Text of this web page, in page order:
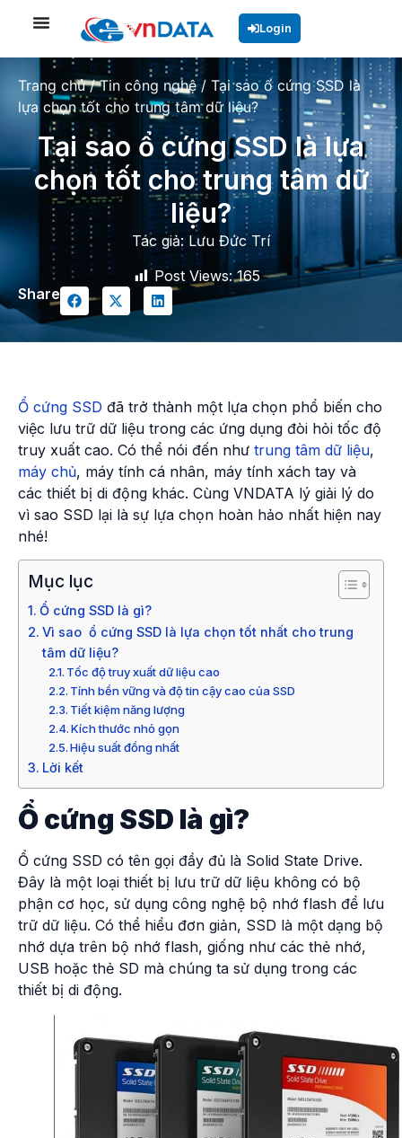
Login
Trang chủ/Tin công nghệ/ Tại sao ổ cứng SSD là
lựa chọn tốt cho trung tâm dữ liệu?
Tại sao ổ cứng SSD là lựa
chọn tốt cho trung tâm dữ
liệu?
Tác giả:Lưu Đức Trí
Post Views: 165
Share
Ổ cứng SSD đã trở thành một lựa chọn phổ biến cho
việc lưu trữ dữ liệu trong các ứng dụng đòi hỏi tốc độ
truy xuất cao. Có thể nói đến như trung tâm dữ liệu,
máy chủ, máy tính cá nhân, máy tính xách tay và
các thiết bị di động khác. Cùng VNDATA lý giải lý do
vì sao SSD lại là sự lựa chọn hoàn hảo nhất hiện nay
nhé!
Mục lục
Ổ cứng SSD là gì?
Vì sao ổ cứng SSD là lựa chọn tốt nhất cho trung
tâm dữ liệu?
Tốc độ truy xuất dữ liệu cao
Tính bền vững và độ tin cậy cao của SSD
Tiết kiệm năng lượng
Kích thước nhỏ gọn
Hiệu suất đồng nhất
Lời kết
Ổ cứng SSD là gì?
Ổ cứng SSD có tên gọi đầy đủ là Solid State Drive.
Đây là một loại thiết bị lưu trữ dữ liệu không có bộ
phận cơ học, sử dụng công nghệ bộ nhớ flash để lưu
trữ dữ liệu. Có thể hiểu đơn giản, SSD là một dạng bộ
nhớ dựa trên bộ nhớ flash, giống như các thẻ nhớ,
USB hoặc thẻ SD mà chúng ta sử dụng trong các
thiết bị di động.